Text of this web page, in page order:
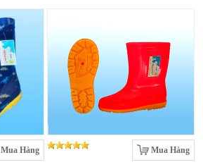
Mua Hàng Mua Hàng